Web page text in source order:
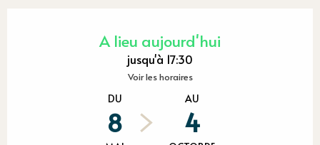
A lieu aujourd'hui
jusqu'à 17:30
Voir les horaires
DU
8
AU
4